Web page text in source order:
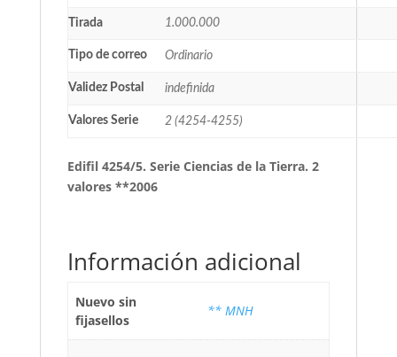
Tirada 1.000.000
Tipo de correo Ordinario
Validez Postal indefinida
Valores Serie 2 (4254-4255)
Edifil 4254/5. Serie Ciencias de la Tierra. 2
valores **2006
Información adicional
Nuevo sin
fijasellos
** MNH